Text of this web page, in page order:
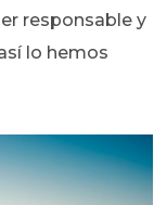
responsable y
lo hemos